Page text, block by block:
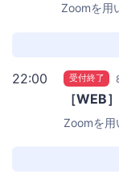
Zoomを用
22:00 受付終了
［WEB
Zoomを用